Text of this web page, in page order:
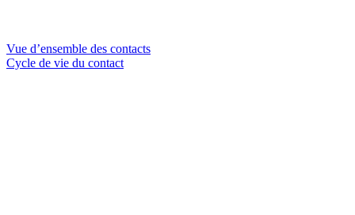
Vue d’ensemble des contacts
Cycle de vie du contact